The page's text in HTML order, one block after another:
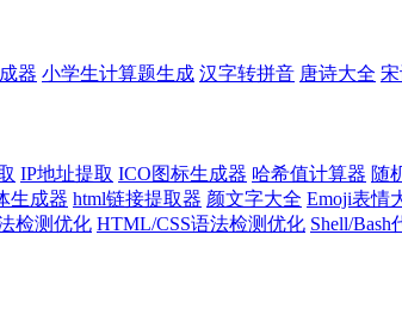
器 小学生计算题生成 汉字转拼音 唐诗大全
IP地址提取 ICO图标生成器 哈希值计算器 随
生成器 html链接提取器 颜文字大全 Emoji表情
检测优化 HTML/CSS语法检测优化 Shell/